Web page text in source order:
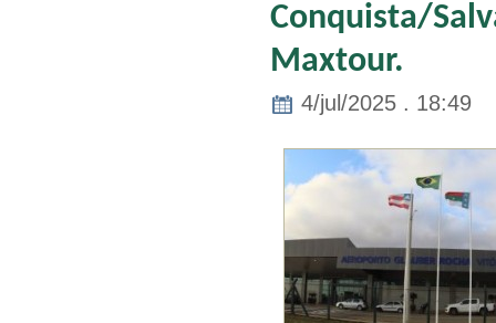
Conquista/
Maxtour.
4/jul/2025 . 18:49